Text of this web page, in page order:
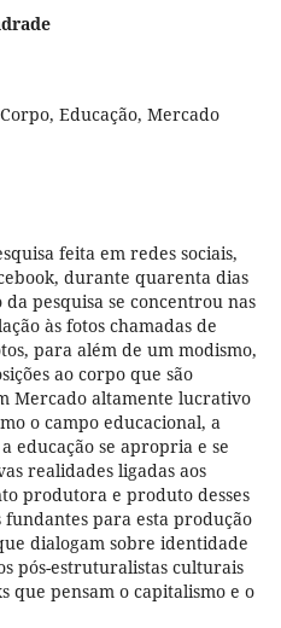
Educação, Mercado
feita em redes sociais,
durante quarenta dias
pesquisa se concentrou nas
às fotos chamadas de
para além de um modismo,
ao corpo que são
Mercado altamente lucrativo
o campo educacional, a
educação se apropria e se
realidades ligadas aos
produtora e produto desses
fundantes para esta produção
dialogam sobre identidade
pós-estruturalistas culturais
que pensam o capitalismo e o